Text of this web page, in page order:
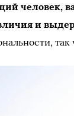
человек,
и